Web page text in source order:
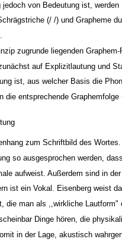
von Bedeutung ist, werden
(/ /) und Grapheme
zugrunde liegenden Graphem-
auf Explizitlautung und
ist, aus welcher Basis die
entsprechende Graphemfolge
zum Schriftbild des
so ausgesprochen werden,
aufweist. Außerdem sind in
ist ein Vokal. Eisenberg weist
die man als ,,wirkliche Lautform"
Dinge hören, die
in der Lage, akustisch